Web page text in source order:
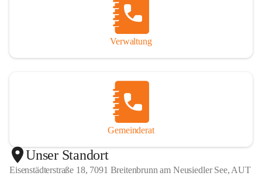
Verwaltung
Gemeinderat
Unser Standort
Eisenstädterstraße 18, 7091 Breitenbrunn am Neusiedler See, AUT